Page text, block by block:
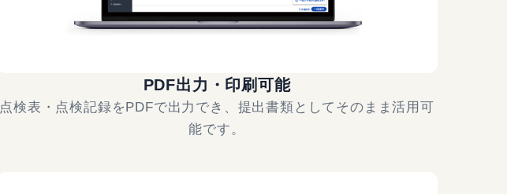
PDF出力・印刷可能
点検表・点検記録をPDFで出力でき、提出書類としてそのまま活用可
能です。